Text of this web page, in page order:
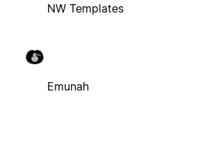
NW Templates
Emunah